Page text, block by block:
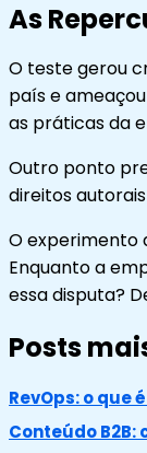
As
O teste gerou
país e
as práticas da
Outro ponto
direitos
O experimento
Enquanto a
essa disputa?
Posts
RevOps: o que
Conteúdo